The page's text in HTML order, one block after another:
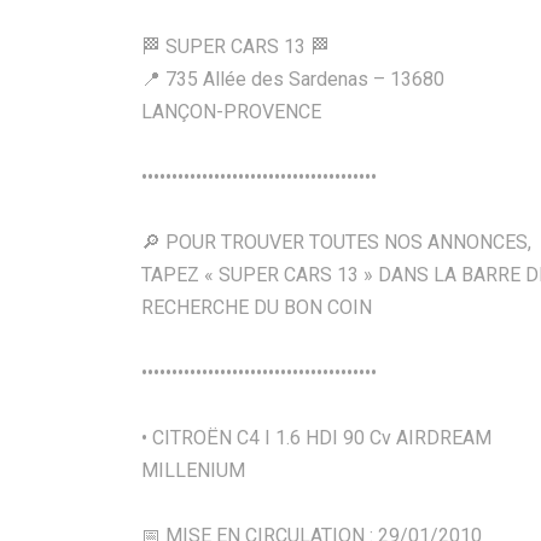
🏁 SUPER CARS 13 🏁
📍 735 Allée des Sardenas – 13680
LANÇON-PROVENCE
•••••••••••••••••••••••••••••••••••••••
🔎 POUR TROUVER TOUTES NOS ANNONCES,
TAPEZ « SUPER CARS 13 » DANS LA BARRE
RECHERCHE DU BON COIN
•••••••••••••••••••••••••••••••••••••••
• CITROËN C4 I 1.6 HDI 90 Cv AIRDREAM
MILLENIUM
📅 MISE EN CIRCULATION : 29/01/2010